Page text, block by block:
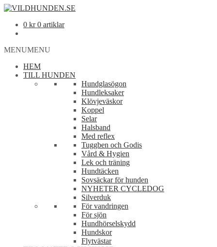
0 kr 0 artiklar
MENUMENU
HEM
TILL HUNDEN
Hundglasögon
Hundleksaker
Klövjeväskor
Koppel
Selar
Halsband
Med reflex
Tuggben och Godis
Vård & Hygien
Lek och träning
Hundtäcken
Sovsäckar för hunden
NYHETER CYCLEDOG
Silverduk
För vandringen
För sjön
Hundhörselskydd
Hundskor
Flytvästar